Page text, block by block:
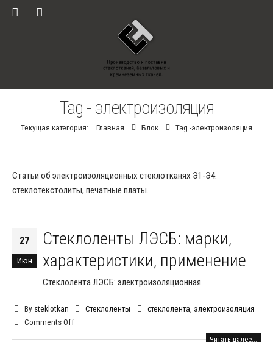
Tag - электроизоляция
Текущая категория: Главная Блок Tag -электроизоляция
Статьи об электроизоляционных стеклотканях Э1-Э4:
стеклотекстолиты, печатные платы.
27
Июн
Стеклоленты ЛЭСБ: марки,
характеристики, применение
Стеклолента ЛЭСБ: электроизоляционная
By steklotkan Стеклоленты стеклолента электроизоляция
Comments Off
Читать далее...